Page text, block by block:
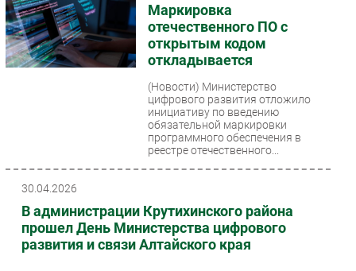
Маркировка
отечественного ПО с
открытым кодом
откладывается
(Новости) Министерство
цифрового развития отложило
инициативу по введению
обязательной маркировки
программного обеспечения в
реестре отечественного...
30.04.2026
В администрации Крутихинского района
прошел День Министерства цифрового
развития и связи Алтайского края